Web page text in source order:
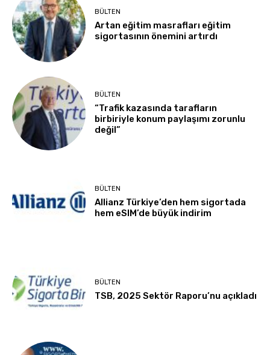
BÜLTEN
Artan eğitim masrafları eğitim
sigortasının önemini artırdı
BÜLTEN
“Trafik kazasında tarafların
birbiriyle konum paylaşımı zorunlu
değil”
BÜLTEN
Allianz Türkiye’den hem sigortada
hem eSIM’de büyük indirim
BÜLTEN
TSB, 2025 Sektör Raporu’nu açıkladı